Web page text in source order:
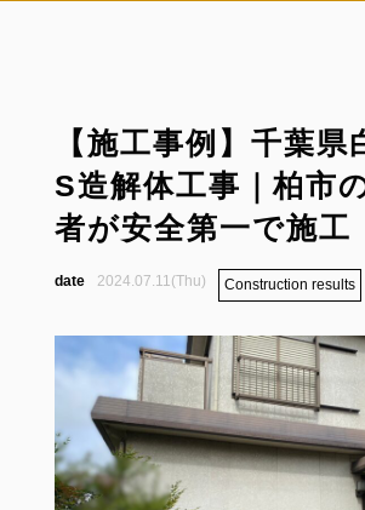
【施工事例】千葉
S造解体工事｜柏市
者が安全第一で施工
2024.07.11(Thu) Construction results